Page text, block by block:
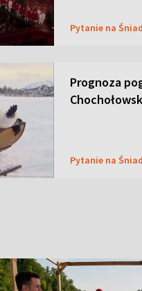
Pytanie na
Prognoza
Pytanie na